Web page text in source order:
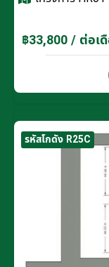
฿33,800 / ต่อเ
รหัสโกดัง R25C